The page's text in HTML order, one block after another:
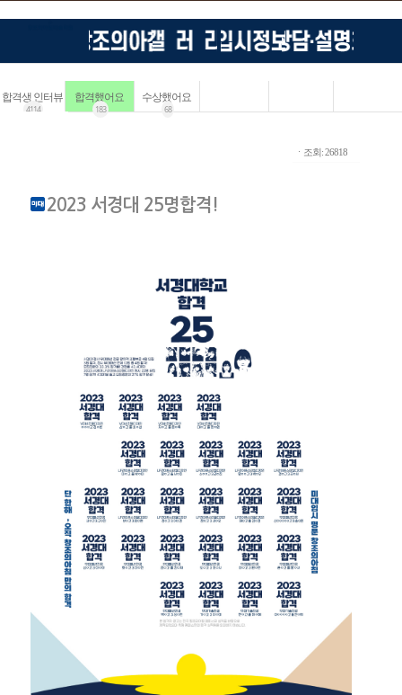
합격생 인터뷰
4114
합격했어요
183
수상했어요
68
ㆍ조회: 26818
2023 서경대 25명합격!